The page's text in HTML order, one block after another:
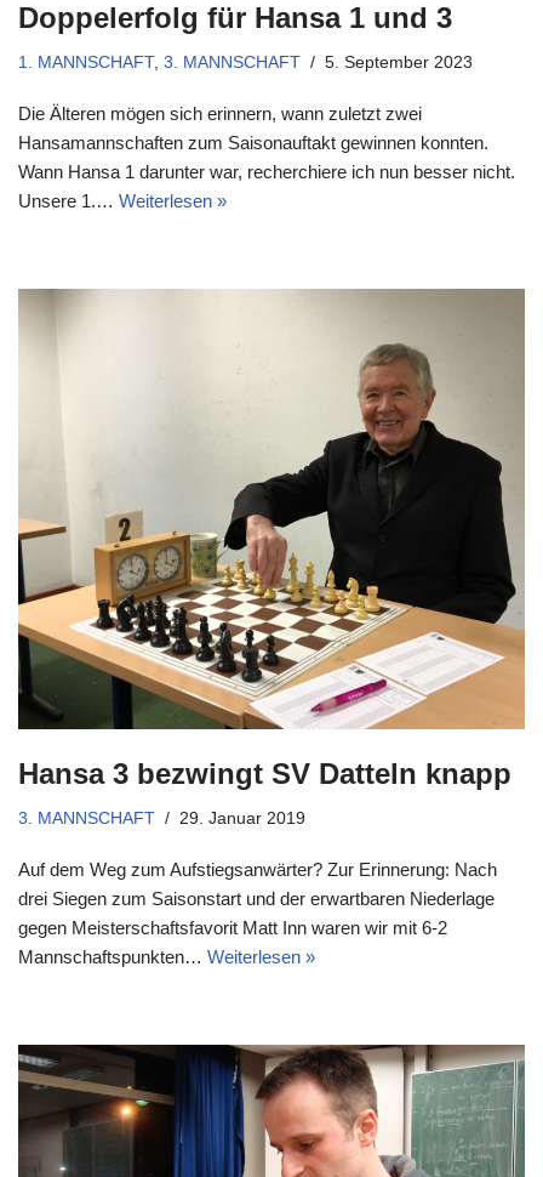
Doppelerfolg für Hansa 1 und 3
1. MANNSCHAFT, 3. MANNSCHAFT 5. September 2023
Die Älteren mögen sich erinnern, wann zuletzt zwei
Hansamannschaften zum Saisonauftakt gewinnen konnten.
Wann Hansa 1 darunter war, recherchiere ich nun besser nicht.
Unsere 1.… Weiterlesen »
Hansa 3 bezwingt SV Datteln knapp
3. MANNSCHAFT 29. Januar 2019
Auf dem Weg zum Aufstiegsanwärter? Zur Erinnerung: Nach
drei Siegen zum Saisonstart und der erwartbaren Niederlage
gegen Meisterschaftsfavorit Matt Inn waren wir mit 6-2
Mannschaftspunkten… Weiterlesen »